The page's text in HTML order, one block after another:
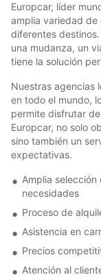
Europcar, líder
amplia variedad de
diferentes
una mudanza, un
tiene la solución
Nuestras agencias
en todo el mundo,
permite disfrutar
Europcar, no solo
sino también un
expectativas.
Amplia
necesidades
Proceso de
Asistencia en
Precios
Atención al